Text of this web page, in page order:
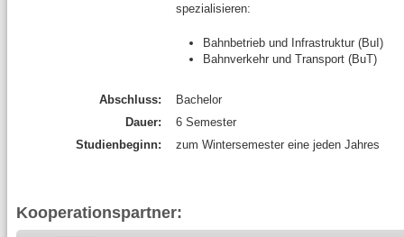
spezialisieren:
Bahnbetrieb und Infrastruktur (BuI)
Bahnverkehr und Transport (BuT)
Abschluss:
Bachelor
Dauer:
6 Semester
Studienbeginn:
zum Wintersemester eine jeden Jahres
Kooperationspartner: